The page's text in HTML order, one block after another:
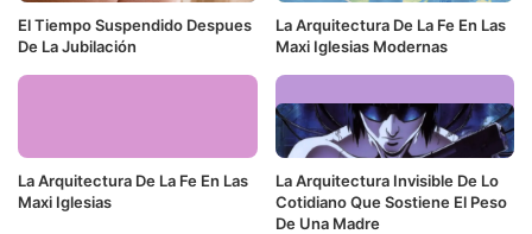
El Tiempo Suspendido Despues
De La Jubilación
La Arquitectura De La Fe En Las
Maxi Iglesias Modernas
La Arquitectura De La Fe En Las
Maxi Iglesias
La Arquitectura Invisible De Lo
Cotidiano Que Sostiene El Peso
De Una Madre